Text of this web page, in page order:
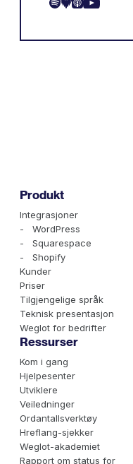
Produkt
Integrasjoner
- WordPress
- Squarespace
- Shopify
Kunder
Priser
Tilgjengelige språk
Teknisk presentasjon
Weglot for bedrifter
Ressurser
Kom i gang
Hjelpesenter
Utviklere
Veiledninger
Ordantallsverktøy
Hreflang-sjekker
Weglot-akademiet
Rapport om status for